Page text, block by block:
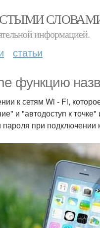
информацией.
статьи
функцию
к сетям Wi - Fi,
и "автодоступ к точке"
при подключении